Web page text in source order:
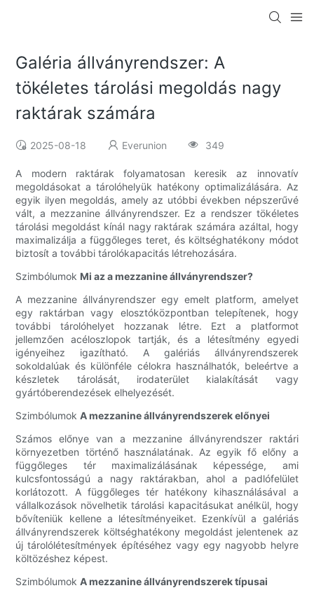
Galéria állványrendszer: A
tökéletes tárolási megoldás nagy
raktárak számára
2025-08-18 Everunion 349
A modern raktárak folyamatosan keresik az innovatív
megoldásokat a tárolóhelyük hatékony optimalizálására. Az
egyik ilyen megoldás, amely az utóbbi években népszerűvé
vált, a mezzanine állványrendszer. Ez a rendszer tökéletes
tárolási megoldást kínál nagy raktárak számára azáltal, hogy
maximalizálja a függőleges teret, és költséghatékony módot
biztosít a további tárolókapacitás létrehozására.
Szimbólumok Mi az a mezzanine állványrendszer?
A mezzanine állványrendszer egy emelt platform, amelyet
egy raktárban vagy elosztóközpontban telepítenek, hogy
további tárolóhelyet hozzanak létre. Ezt a platformot
jellemzően acéloszlopok tartják, és a létesítmény egyedi
igényeihez igazítható. A galériás állványrendszerek
sokoldalúak és különféle célokra használhatók, beleértve a
készletek tárolását, irodaterület kialakítását vagy
gyártóberendezések elhelyezését.
SzimbólumokA mezzanine állványrendszerek előnyei
Számos előnye van a mezzanine állványrendszer raktári
környezetben történő használatának. Az egyik fő előny a
függőleges tér maximalizálásának képessége, ami
kulcsfontosságú a nagy raktárakban, ahol a padlófelület
korlátozott. A függőleges tér hatékony kihasználásával a
vállalkozások növelhetik tárolási kapacitásukat anélkül, hogy
bővíteniük kellene a létesítményeiket. Ezenkívül a galériás
állványrendszerek költséghatékony megoldást jelentenek az
új tárolólétesítmények építéséhez vagy egy nagyobb helyre
költözéshez képest.
SzimbólumokA mezzanine állványrendszerek típusai